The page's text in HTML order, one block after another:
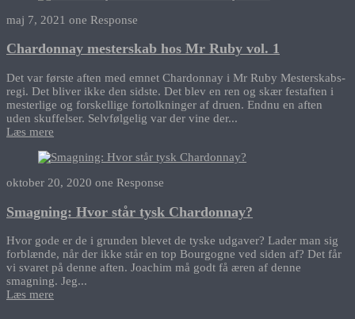
maj 7, 2021 one Response
Chardonnay mesterskab hos Mr Ruby vol. 1
Det var første aften med emnet Chardonnay i Mr Ruby Mesterskabs-
regi. Det bliver ikke den sidste. Det blev en ren og skær festaften i
mesterlige og forskellige fortolkninger af druen. Endnu en aften
uden skuffelser. Selvfølgelig var der vine der...
Læs mere
oktober 20, 2020 one Response
Smagning: Hvor står tysk Chardonnay?
Hvor gode er de i grunden blevet de tyske udgaver? Lader man sig
forblænde, når der ikke står en top Bourgogne ved siden af? Det får
vi svaret på denne aften. Joachim må godt få æren af denne
smagning. Jeg...
Læs mere